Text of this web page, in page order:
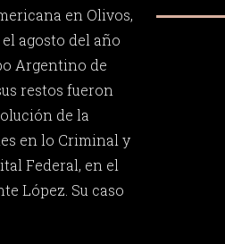
en Olivos,
agosto del año
Argentino de
restos fueron
de la
en lo Criminal y
Federal, en el
López. Su caso